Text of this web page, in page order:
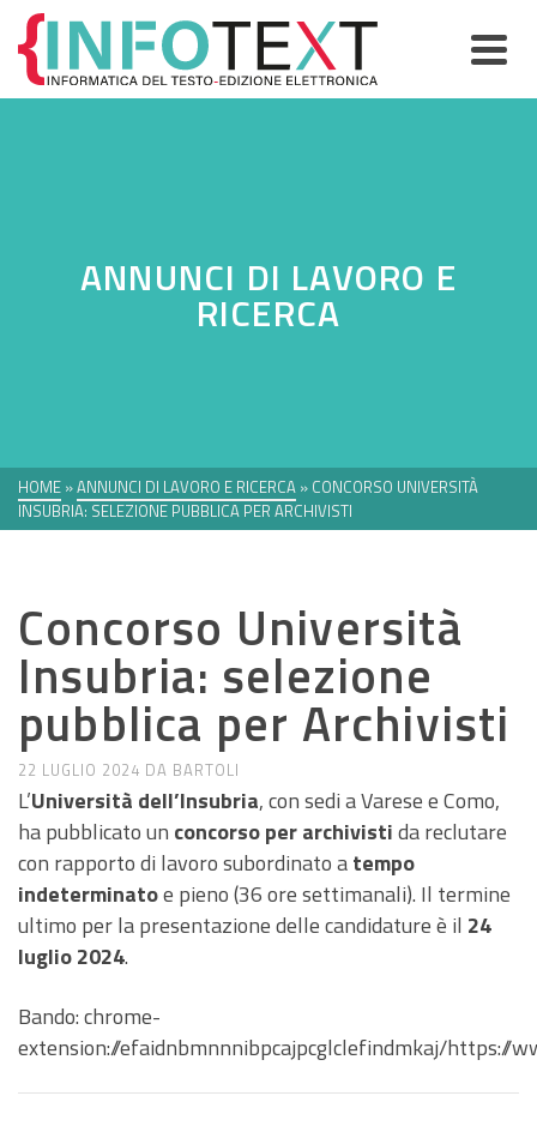
ANNUNCI DI LAVORO E
RICERCA
HOME »ANNUNCI DI LAVORO E RICERCA » CONCORSO UNIVERSITÀ
INSUBRIA: SELEZIONE PUBBLICA PER ARCHIVISTI
Concorso Università
Insubria: selezione
pubblica per Archivisti
22 LUGLIO 2024 DA BARTOLI
L’Università dell’Insubria, con sedi a Varese e Como,
ha pubblicato un concorso per archivistida reclutare
con rapporto di lavoro subordinato atempo
indeterminatoe pieno (36 ore settimanali). Il termine
ultimo per la presentazione delle candidature è il 24
luglio 2024.
Bando: chrome-
extension://efaidnbmnnnibpcajpcglclefindmkaj/https://